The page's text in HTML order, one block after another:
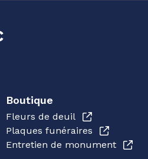
Boutique
Fleurs de deuil
Plaques funéraires
Entretien de monument